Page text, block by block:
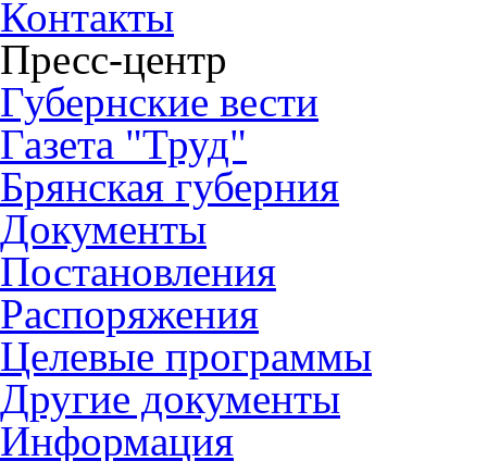
Контакты
Пресс-центр
Губернские вести
Газета "Труд"
Брянская губерния
Документы
Постановления
Распоряжения
Целевые программы
Другие документы
Информация